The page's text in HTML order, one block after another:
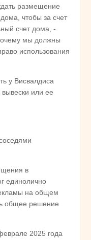
размещение
чтобы за счет
счет дома, -
мы должны
использования
у Висвалдиса
или ее
в
единолично
на общем
общее решение
2025 года